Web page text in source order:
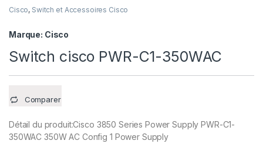
Cisco, Switch et Accessoires Cisco
Marque: Cisco
Switch cisco PWR-C1-350WAC
Comparer
Détail du produit:Cisco 3850 Series Power Supply PWR-C1-
350WAC 350W AC Config 1 Power Supply